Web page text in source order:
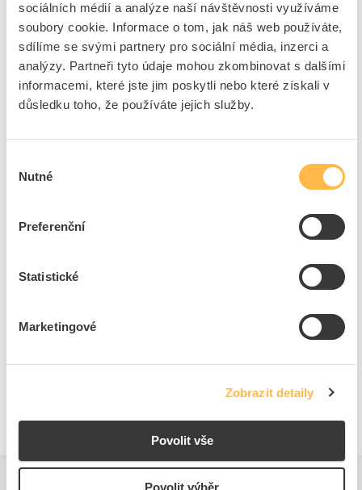
sociálních médií a analýze naší návštěvnosti využíváme
soubory cookie. Informace o tom, jak náš web používáte,
sdílíme se svými partnery pro sociální média, inzerci a
analýzy. Partneři tyto údaje mohou zkombinovat s dalšími
informacemi, které jste jim poskytli nebo které získali v
důsledku toho, že používáte jejich služby.
souhlasu
Nutné
Preferenční
Statistické
Marketingové
Zobrazit detaily
Povolit vše
Povolit výběr
Tvar objektivu
Kulatý
Konstrukční typ
Plochý
Montážní průměr
22.5 mm
Průměr
22.2 mm
Výška
3 mm
Označený
Ne
Eaton Elektrotechnika s.r.o.
https://www.eaton.com/cz/cs-cz.html